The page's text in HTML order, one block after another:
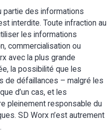
partie des informations
interdite. Toute infraction au
les informations
commercialisation ou
avec la plus grande
la possibilité que les
de défaillances – malgré les
d’un cas, et les
pleinement responsable du
SD Worx n’est autrement